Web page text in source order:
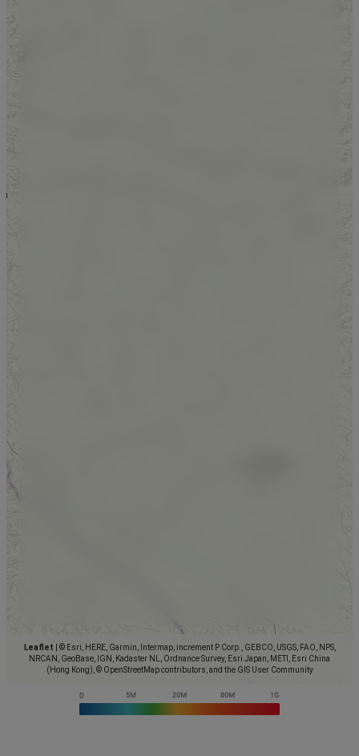
Leaflet
© Esri, HERE, Garmin, Intermap, increment P Corp., GEBCO, USGS, FAO, NPS,
NRCAN, GeoBase, IGN, Kadaster NL, Ordnance Survey, Esri Japan, METI, Esri China
(Hong Kong), © OpenStreetMap contributors, and the GIS User Community